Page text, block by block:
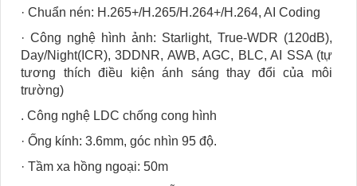
· Chuẩn nén: H.265+/H.265/H.264+/H.264, AI Coding
· Công nghệ hình ảnh: Starlight, True-WDR (120dB),
Day/Night(ICR), 3DDNR, AWB, AGC, BLC, AI SSA (tự
tương thích điều kiện ánh sáng thay đổi của môi
trường)
. Công nghệ LDC chống cong hình
· Ống kính: 3.6mm, góc nhìn 95 độ.
· Tầm xa hồng ngoại: 50m